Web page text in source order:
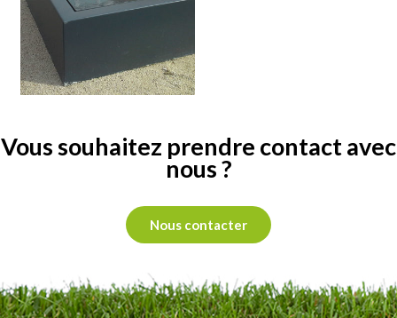
Vous souhaitez prendre contact avec
nous ?
Nous contacter